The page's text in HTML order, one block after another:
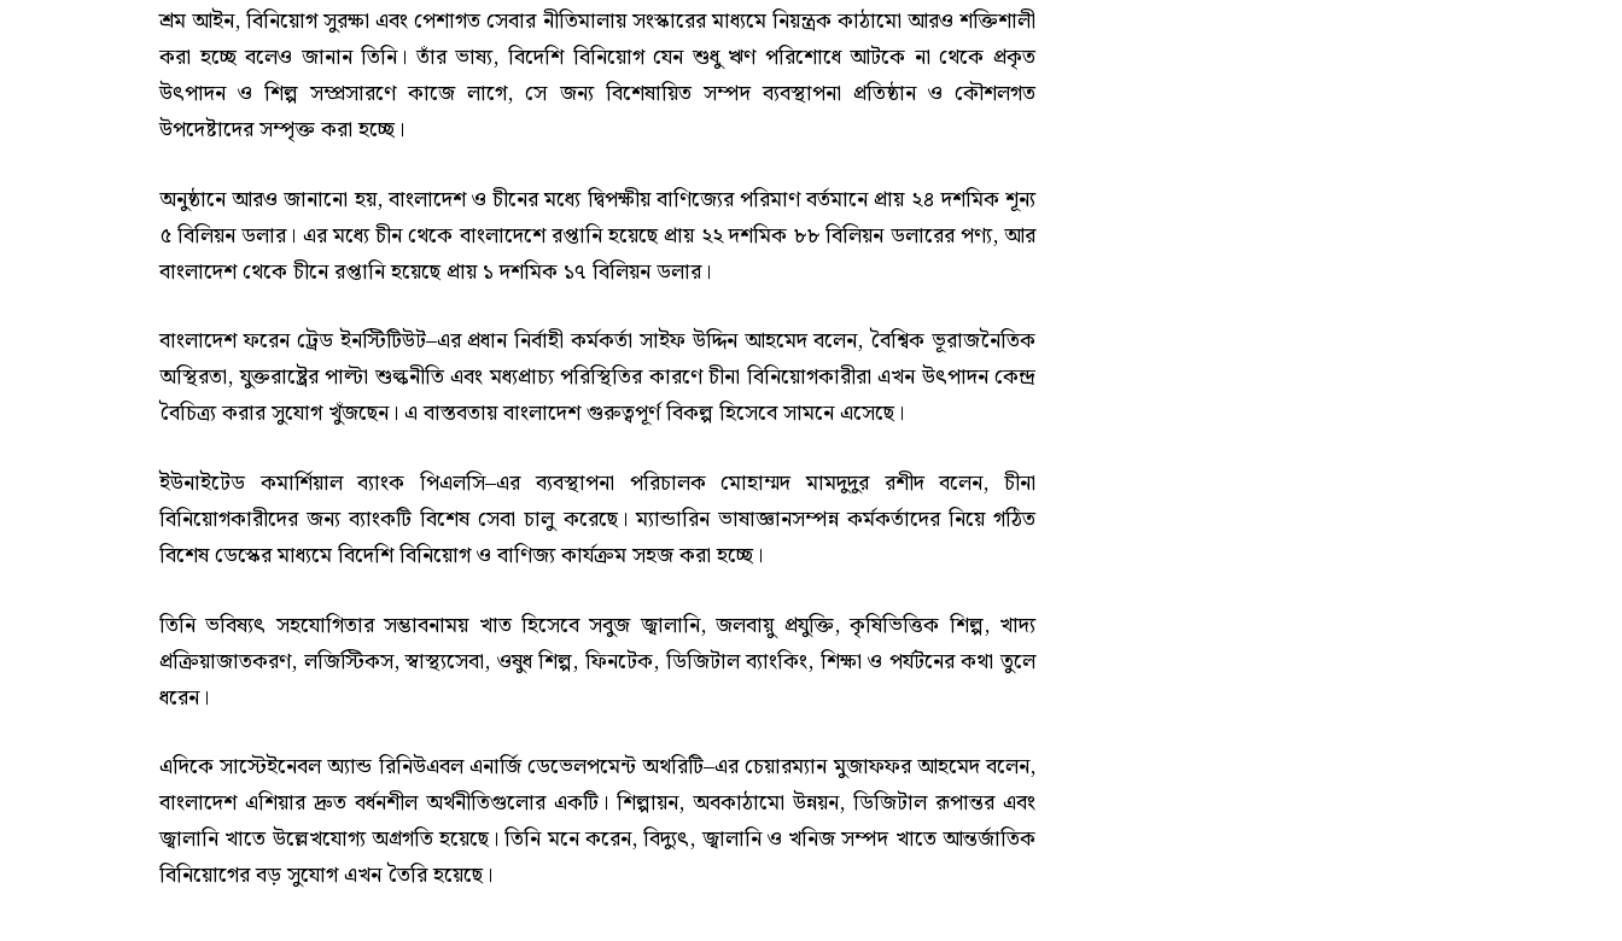
শ্রম আইন, বিনিয়োগ সুরক্ষা এবং পেশাগত সেবার নীতিমালায় সংস্কারের মাধ্যমে নিয়ন্ত্রক কাঠামো আরও শক্তিশালী
করা হচ্ছে বলেও জানান তিনি। তাঁর ভাষ্য, বিদেশি বিনিয়োগ যেন শুধু ঋণ পরিশোধে আটকে না থেকে প্রকৃত
উৎপাদন ও শিল্প সম্প্রসারণে কাজে লাগে, সে জন্য বিশেষায়িত সম্পদ ব্যবস্থাপনা প্রতিষ্ঠান ও কৌশলগত
উপদেষ্টাদের সম্পৃক্ত করা হচ্ছে।
অনুষ্ঠানে আরও জানানো হয়, বাংলাদেশ ও চীনের মধ্যে দ্বিপক্ষীয় বাণিজ্যের পরিমাণ বর্তমানে প্রায় ২৪ দশমিক শূন্য
৫ বিলিয়ন ডলার। এর মধ্যে চীন থেকে বাংলাদেশে রপ্তানি হয়েছে প্রায় ২২ দশমিক ৮৮ বিলিয়ন ডলারের পণ্য, আর
বাংলাদেশ থেকে চীনে রপ্তানি হয়েছে প্রায় ১ দশমিক ১৭ বিলিয়ন ডলার।
বাংলাদেশ ফরেন ট্রেড ইনস্টিটিউট–এর প্রধান নির্বাহী কর্মকর্তা সাইফ উদ্দিন আহমেদ বলেন, বৈশ্বিক ভূরাজনৈতিক
অস্থিরতা, যুক্তরাষ্ট্রের পাল্টা শুল্কনীতি এবং মধ্যপ্রাচ্য পরিস্থিতির কারণে চীনা বিনিয়োগকারীরা এখন উৎপাদন কেন্দ্র
বৈচিত্র্য করার সুযোগ খুঁজছেন। এ বাস্তবতায় বাংলাদেশ গুরুত্বপূর্ণ বিকল্প হিসেবে সামনে এসেছে।
ইউনাইটেড কমার্শিয়াল ব্যাংক পিএলসি–এর ব্যবস্থাপনা পরিচালক মোহাম্মদ মামদুদুর রশীদ বলেন, চীনা
বিনিয়োগকারীদের জন্য ব্যাংকটি বিশেষ সেবা চালু করেছে। ম্যান্ডারিন ভাষাজ্ঞানসম্পন্ন কর্মকর্তাদের নিয়ে গঠিত
বিশেষ ডেস্কের মাধ্যমে বিদেশি বিনিয়োগ ও বাণিজ্য কার্যক্রম সহজ করা হচ্ছে।
তিনি ভবিষ্যৎ সহযোগিতার সম্ভাবনাময় খাত হিসেবে সবুজ জ্বালানি, জলবায়ু প্রযুক্তি, কৃষিভিত্তিক শিল্প, খাদ্য
প্রক্রিয়াজাতকরণ, লজিস্টিকস, স্বাস্থ্যসেবা, ওষুধ শিল্প, ফিনটেক, ডিজিটাল ব্যাংকিং, শিক্ষা ও পর্যটনের কথা তুলে
ধরেন।
এদিকে সাস্টেইনেবল অ্যান্ড রিনিউএবল এনার্জি ডেভেলপমেন্ট অথরিটি–এর চেয়ারম্যান মুজাফফর আহমেদ বলেন,
বাংলাদেশ এশিয়ার দ্রুত বর্ধনশীল অর্থনীতিগুলোর একটি। শিল্পায়ন, অবকাঠামো উন্নয়ন, ডিজিটাল রূপান্তর এবং
জ্বালানি খাতে উল্লেখযোগ্য অগ্রগতি হয়েছে। তিনি মনে করেন, বিদ্যুৎ, জ্বালানি ও খনিজ সম্পদ খাতে আন্তর্জাতিক
বিনিয়োগের বড় সুযোগ এখন তৈরি হয়েছে।